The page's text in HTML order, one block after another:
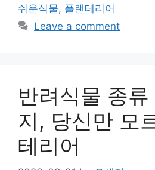
쉬운식물, 플랜테리어
Leave a comment
반려식물 종
지, 당신만 모
테리어